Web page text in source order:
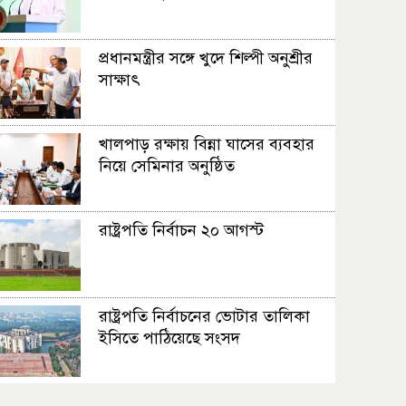
মরক্কোর বিপক্ষে ‘জিততেই হবে’ মিশন
ব্রাজিলের
বড় জয়ে বিশ্বকাপের প্রস্তুতি সারল
আর্জেন্টিনা
প্রধানমন্ত্রীর সঙ্গে খুদে শিল্পী অনুশ্রীর
সাক্ষাৎ
খালপাড় রক্ষায় বিন্না ঘাসের ব্যবহার
নিয়ে সেমিনার অনুষ্ঠিত
রাষ্ট্রপতি নির্বাচন ২০ আগস্ট
রাষ্ট্রপতি নির্বাচনের ভোটার তালিকা
ইসিতে পাঠিয়েছে সংসদ